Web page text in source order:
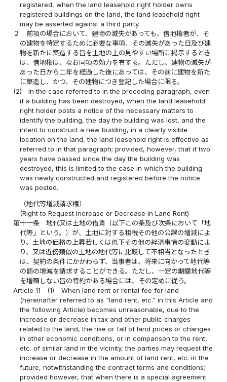
registered, when the land leasehold right holder owns
registered buildings on the land, the land leasehold right
may be asserted against a third party.
２
前項の場合において、建物の滅失があっても、借地権者が、そ
の建物を特定するために必要な事項、その滅失があった日及び建
物を新たに築造する旨を土地の上の見やすい場所に掲示するとき
は、借地権は、なお同項の効力を有する。ただし、建物の滅失が
あった日から二年を経過した後にあっては、その前に建物を新た
に築造し、かつ、その建物につき登記した場合に限る。
(2)
In the case referred to in the preceding paragraph, even
if a building has been destroyed, when the land leasehold
right holder posts a notice of the necessary matters to
identify the building, the day the building was lost, and the
intent to construct a new building, in a clearly visible
location on the land, the land leasehold right is effective as
referred to in that paragraph; provided, however, that if two
years have passed since the day the building was
destroyed, this is limited to the case in which the building
was newly constructed and registered before the notice
was posted.
（地代等増減請求権）
(Right to Request Increase or Decrease in Land Rent)
第十一条
地代又は土地の借賃（以下この条及び次条において「地
代等」という。）が、土地に対する租税その他の公課の増減によ
り、土地の価格の上昇若しくは低下その他の経済事情の変動によ
り、又は近傍類似の土地の地代等に比較して不相当となったとき
は、契約の条件にかかわらず、当事者は、将来に向かって地代等
の額の増減を請求することができる。ただし、一定の期間地代等
を増額しない旨の特約がある場合には、その定めに従う。
Article 11
(1)
When land rent or rental fee for land
(hereinafter referred to as "land rent, etc." in this Article and
the following Article) becomes unreasonable, due to the
increase or decrease in tax and other public charges
related to the land, the rise or fall of land prices or changes
in other economic conditions, or in comparison to the rent,
etc. of similar land in the vicinity, the parties may request the
increase or decrease in the amount of land rent, etc. in the
future, notwithstanding the contract terms and conditions;
provided however, that when there is a special agreement